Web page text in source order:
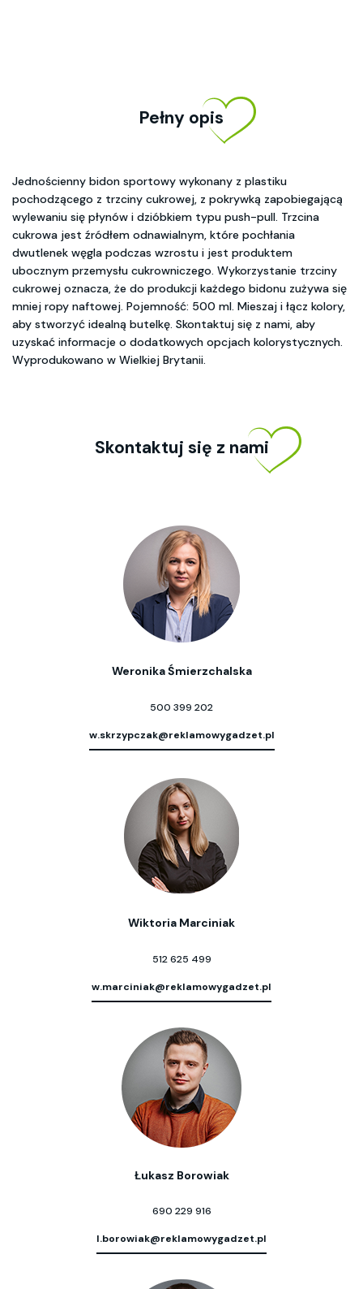
Pełny opis
Jednościenny bidon sportowy wykonany z plastiku
pochodzącego z trzciny cukrowej, z pokrywką zapobiegającą
wylewaniu się płynów i dzióbkiem typu push-pull. Trzcina
cukrowa jest źródłem odnawialnym, które pochłania
dwutlenek węgla podczas wzrostu i jest produktem
ubocznym przemysłu cukrowniczego. Wykorzystanie trzciny
cukrowej oznacza, że do produkcji każdego bidonu zużywa się
mniej ropy naftowej. Pojemność: 500 ml. Mieszaj i łącz kolory,
aby stworzyć idealną butelkę. Skontaktuj się z nami, aby
uzyskać informacje o dodatkowych opcjach kolorystycznych.
Wyprodukowano w Wielkiej Brytanii.
Skontaktuj się z nami
Weronika Śmierzchalska
500 399 202
w.skrzypczak@reklamowygadzet.pl
Wiktoria Marciniak
512 625 499
w.marciniak@reklamowygadzet.pl
Łukasz Borowiak
690 229 916
l.borowiak@reklamowygadzet.pl